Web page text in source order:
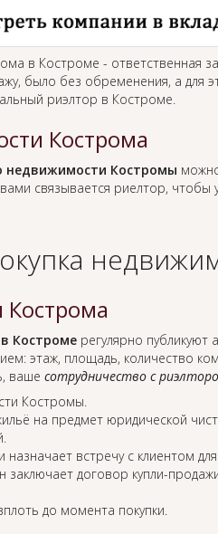
в Костроме - ответственная
было без обременения, а для
риэлтор в Костроме.
Кострома
недвижимости Костромы
связывается риелтор,
Костромерегулярно публикуют
этаж, площадь, количество
ваше сотрудничество с
Костромы.
на предмет юридической
назначает встречу с клиентом
заключает договор купли-
до момента покупки.